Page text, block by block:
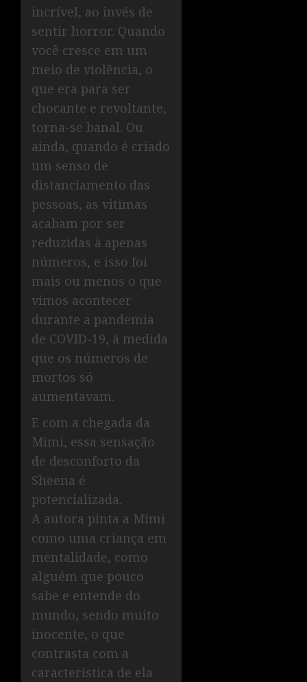
incrível, ao invés de
sentir horror. Quando
você cresce em um
meio de violência, o
que era para ser
chocante e revoltante,
torna-se banal. Ou
ainda, quando é criado
um senso de
distanciamento das
pessoas, as vitimas
acabam por ser
reduzidas à apenas
números, e isso foi
mais ou menos o que
vimos acontecer
durante a pandemia
de COVID-19, à medida
que os números de
mortos só
aumentavam.
E com a chegada da
Mimi, essa sensação
de desconforto da
Sheena é
potencializada.
A autora pinta a Mimi
como uma criança em
mentalidade, como
alguém que pouco
sabe e entende do
mundo, sendo muito
inocente, o que
contrasta com a
característica de ela